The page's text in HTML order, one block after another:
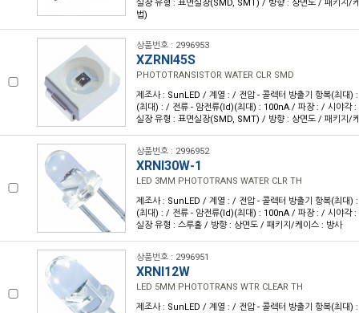
실장 유형 : 표면실장(SMD, SMT) / 방향 : 상면도 / 패키지/
법)
상품번호 : 2996953
XZRNI45S
PHOTOTRANSISTOR WATER CLR SMD
제조사 : SunLED / 계열 : / 전압 - 콜렉터 방출기 항복(최대)
(최대) : / 전류 - 암전류(Id)(최대) : 100nA / 파장 : / 시야각
실장 유형 : 표면실장(SMD, SMT) / 방향 : 상면도 / 패키지/
상품번호 : 2996952
XRNI30W-1
LED 3MM PHOTOTRANS WATER CLR TH
제조사 : SunLED / 계열 : / 전압 - 콜렉터 방출기 항복(최대)
(최대) : / 전류 - 암전류(Id)(최대) : 100nA / 파장 : / 시야각
실장 유형 : 스루홀 / 방향 : 상면도 / 패키지/케이스 : 방사
상품번호 : 2996951
XRNI12W
LED 5MM PHOTOTRANS WTR CLEAR TH
제조사 : SunLED / 계열 : / 전압 - 콜렉터 방출기 항복(최대)